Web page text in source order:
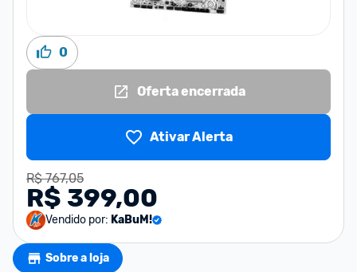
0
Oferta encerrada
Ativar Alerta
R$ 767,05
R$ 399,00
Vendido por: KaBuM!
Sobre a loja